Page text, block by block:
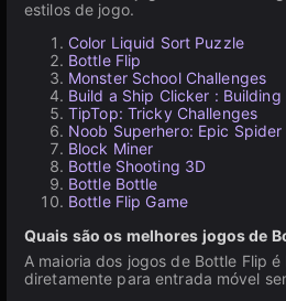
estilos de jogo.
Color Liquid Sort Puzzle
Bottle Flip
Monster School Challenges
Build a Ship Clicker :
TipTop: Tricky Challenges
Noob Superhero: Epic Spider
Block Miner
Bottle Shooting 3D
Bottle Bottle
Bottle Flip Game
Quais são os melhores jogos de
A maioria dos jogos de Bottle Flip
diretamente para entrada móvel